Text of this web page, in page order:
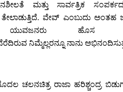
ಮತ್ತು ಸಾರ್ವತ್ರಿಕ
ವೇವ್ ಎಂಬುದು
ಹೊಸ
ನಿಮ್ಮೆಲ್ಲರನ್ನೂ ನಾನು
ಚಲನಚಿತ್ರ ರಾಜಾ ಹರಿಶ್ಚಂದ್ರ